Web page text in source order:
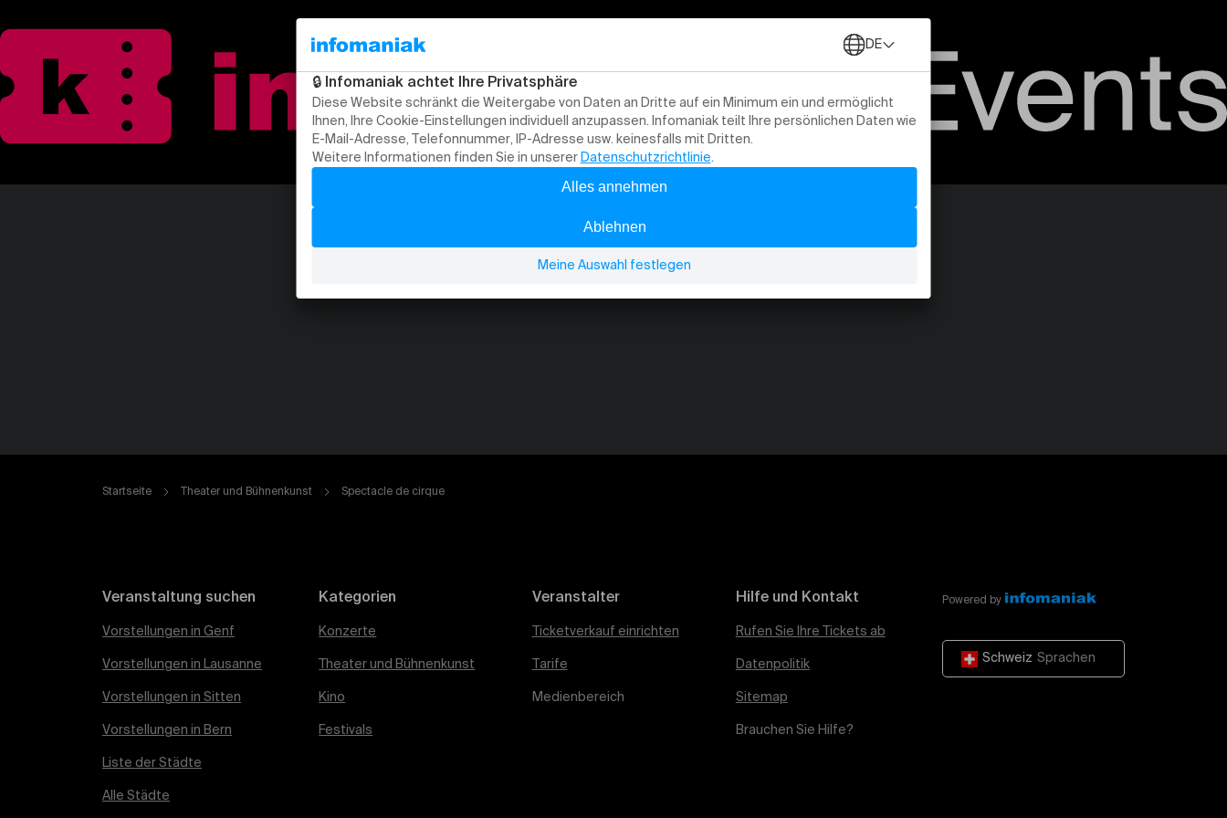
Startseite Theater und Bühnenkunst Spectacle de cirque
Veranstaltung suchen
Vorstellungen in Genf
Vorstellungen in Lausanne
Vorstellungen in Sitten
Vorstellungen in Bern
Liste der Städte
Alle Städte
Kategorien
Konzerte
Theater und Bühnenkunst
Kino
Festivals
Veranstalter
Ticketverkauf einrichten
Tarife
Medienbereich
Hilfe und Kontakt
Rufen Sie Ihre Tickets ab
Datenpolitik
Sitemap
Brauchen Sie Hilfe?
Powered by
Schweiz Sprachen